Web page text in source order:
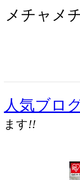
メチャメ
人気ブロ
ます!!